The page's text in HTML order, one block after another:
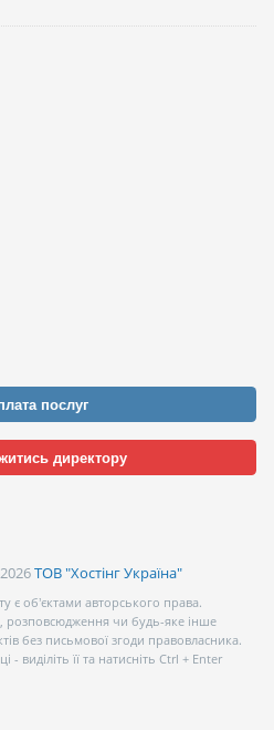
послуг
директору
ТОВ "Хостінг Україна"
є об’єктами авторського права.
розповсюдження чи будь-яке інше
без письмової згоди правовласника.
виділіть її та натисніть Ctrl + Enter